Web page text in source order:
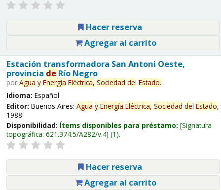
Hacer reserva
Agregar al carrito
Estación transformadora San Antoni Oeste,
provincia deRío Negro
por Agua y Energía Eléctrica, Sociedad del Estado.
Idioma: Español
Editor: Buenos Aires: Agua y Energía Eléctrica, Sociedad del Estado,
1988
Disponibilidad: Ítems disponibles para préstamo: Signatura
topográfica: 621.374.5/A282/v.4 (1).
Hacer reserva
Agregar al carrito